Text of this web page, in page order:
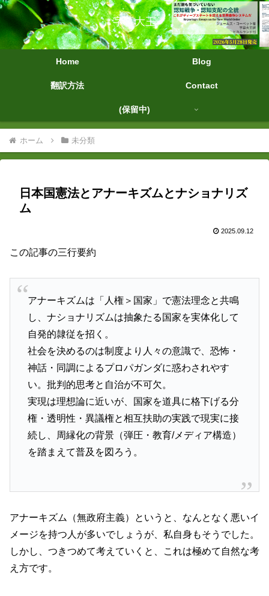
字幕大王
Home Blog
翻訳方法 Contact
(保留中)
ホーム 未分類
日本国憲法とアナーキズムとナショナリズ
ム
2025.09.12
この記事の三行要約
アナーキズムは「人権＞国家」で憲法理念と共鳴
し、ナショナリズムは抽象たる国家を実体化して
自発的隷従を招く。
社会を決めるのは制度より人々の意識で、恐怖・
神話・同調によるプロパガンダに惑わされやす
い。批判的思考と自治が不可欠。
実現は理想論に近いが、国家を道具に格下げる分
権・透明性・異議権と相互扶助の実践で現実に接
続し、周縁化の背景（弾圧・教育/メディア構造）
を踏まえて普及を図ろう。
アナーキズム（無政府主義）というと、なんとなく悪いイ
メージを持つ人が多いでしょうが、私自身もそうでした。
しかし、つきつめて考えていくと、これは極めて自然な考
え方です。